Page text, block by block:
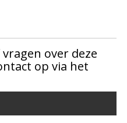
over deze
op via het